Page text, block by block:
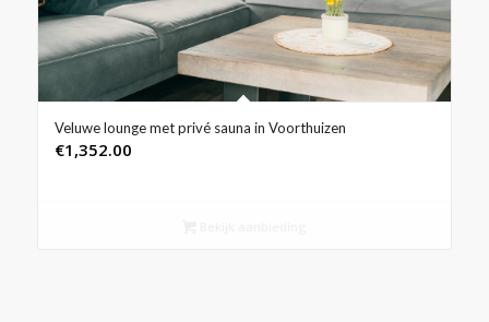
Veluwe lounge met privé sauna in Voorthuizen
€1,352.00